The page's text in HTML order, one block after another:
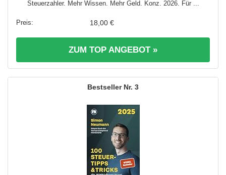
Steuerzahler. Mehr Wissen. Mehr Geld. Konz. 2026. Für ...
18,00 €
ZUM TOP ANGEBOT »
3